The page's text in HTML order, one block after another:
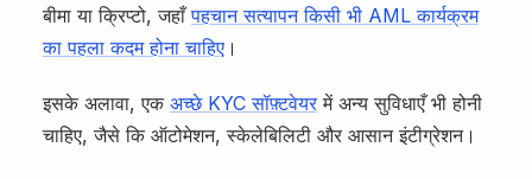
बीमा या क्रिप्टो, जहाँपहचान सत्यापन किसी भी AML कार्यक्रम
का पहला कदम होना चाहिए ।
इसके अलावा, एक अच्छे KYC सॉफ़्टवेयरमें अन्य सुविधाएँ भी होनी
चाहिए, जैसे कि ऑटोमेशन, स्केलेबिलिटी और आसान इंटीग्रेशन।